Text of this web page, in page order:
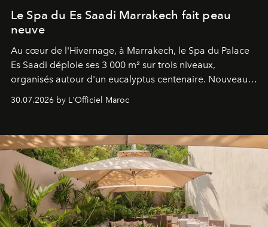
Le Spa du Es Saadi Marrakech fait peau
neuve
Au cœur de l'Hivernage, à Marrakech, le Spa du Palace
Es Saadi déploie ses 3 000 m² sur trois niveaux,
organisés autour d'un eucalyptus centenaire. Nouveau
Lobby Bien-Être et Beauté, exclusivité mondiale en
neuro-cosmétique, parcours thermal et studio dédié au
entièreté, entre science des émotions et rituels
reposants.
30.07.2026 by L'Officiel Maroc